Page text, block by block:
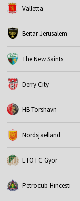
Valletta
Beitar Jerusalem
The New Saints
Derry City
HB Torshavn
Nordsjaelland
ETO FC Gyor
Petrocub-Hincesti